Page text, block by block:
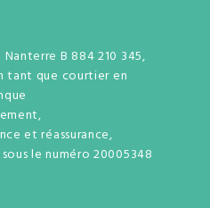
Nanterre B 884 210 345,
tant que courtier en
et réassurance,
sous le numéro 20005348